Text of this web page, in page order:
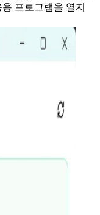
프로그램을 열지